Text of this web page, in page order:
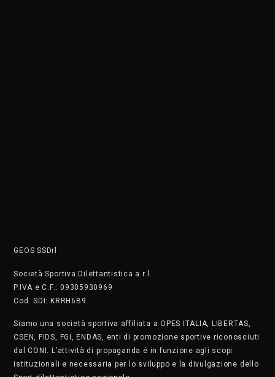
messaggi
Cookie Policy
Privacy Policy
SAFEGUARDING
• Lunedì e martedì dalle 8.30 alle 22.30
• Mercoledì e giovedì dalle 8.30 alle 21.30
• Venerdì dalle 8.30 alle 19
• Sabato dalle 9 alle 17